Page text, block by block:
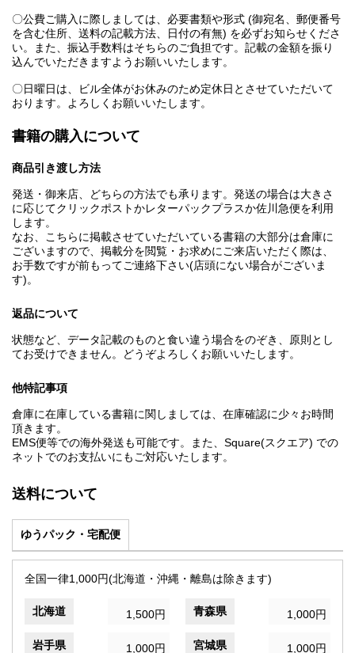
〇公費ご購入に際しましては、必要書類や形式 (御宛名、郵便番号
を含む住所、送料の記載方法、日付の有無) を必ずお知らせくださ
い。また、振込手数料はそちらのご負担です。記載の金額を振り
込んでいただきますようお願いいたします。
〇日曜日は、ビル全体がお休みのため定休日とさせていただいて
おります。よろしくお願いいたします。
書籍の購入について
商品引き渡し方法
発送・御来店、どちらの方法でも承ります。発送の場合は大きさ
に応じてクリックポストかレターパックプラスか佐川急便を利用
します。
なお、こちらに掲載させていただいている書籍の大部分は倉庫に
ございますので、掲載分を閲覧・お求めにご来店いただく際は、
お手数ですが前もってご連絡下さい(店頭にない場合がございま
す)。
返品について
状態など、データ記載のものと食い違う場合をのぞき、原則とし
てお受けできません。どうぞよろしくお願いいたします。
他特記事項
倉庫に在庫している書籍に関しましては、在庫確認に少々お時間
頂きます。
EMS便等での海外発送も可能です。また、Square(スクエア) での
ネットでのお支払いにもご対応いたします。
送料について
ゆうパック・宅配便
全国一律1,000円(北海道・沖縄・離島は除きます)
北海道 1,500円 青森県 1,000円
岩手県 1,000円 宮城県 1,000円